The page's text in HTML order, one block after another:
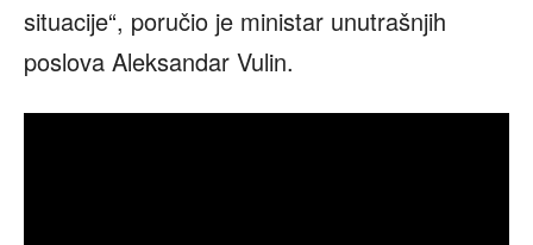
situacije“, poručio je ministar unutrašnjih
poslova Aleksandar Vulin.